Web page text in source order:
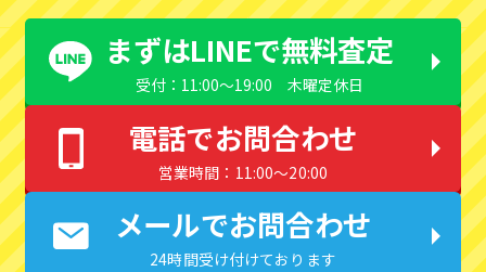
まずはLINEで無料査定
受付：11:00〜19:00 木曜定休日
電話でお問合わせ
営業時間：11:00〜20:00
メールでお問合わせ
24時間受け付けております